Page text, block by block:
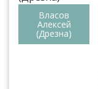
Власов
Алексей
(Дрезна)